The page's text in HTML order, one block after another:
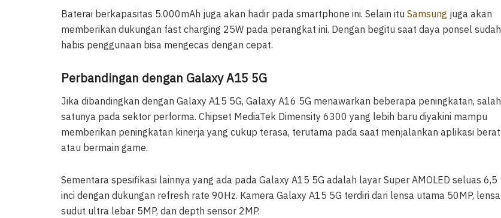
Baterai berkapasitas 5.000mAh juga akan hadir pada smartphone ini. Selain itu Samsung juga akan
memberikan dukungan fast charging 25W pada perangkat ini. Dengan begitu saat daya ponsel sudah
habis penggunaan bisa mengecas dengan cepat.
Perbandingan dengan Galaxy A15 5G
Jika dibandingkan dengan Galaxy A15 5G, Galaxy A16 5G menawarkan beberapa peningkatan, salah
satunya pada sektor performa. Chipset MediaTek Dimensity 6300 yang lebih baru diyakini mampu
memberikan peningkatan kinerja yang cukup terasa, terutama pada saat menjalankan aplikasi berat
atau bermain game.
Sementara spesifikasi lainnya yang ada pada Galaxy A15 5G adalah layar Super AMOLED seluas 6,5
inci dengan dukungan refresh rate 90Hz. Kamera Galaxy A15 5G terdiri dari lensa utama 50MP, lensa
sudut ultra lebar 5MP, dan depth sensor 2MP.